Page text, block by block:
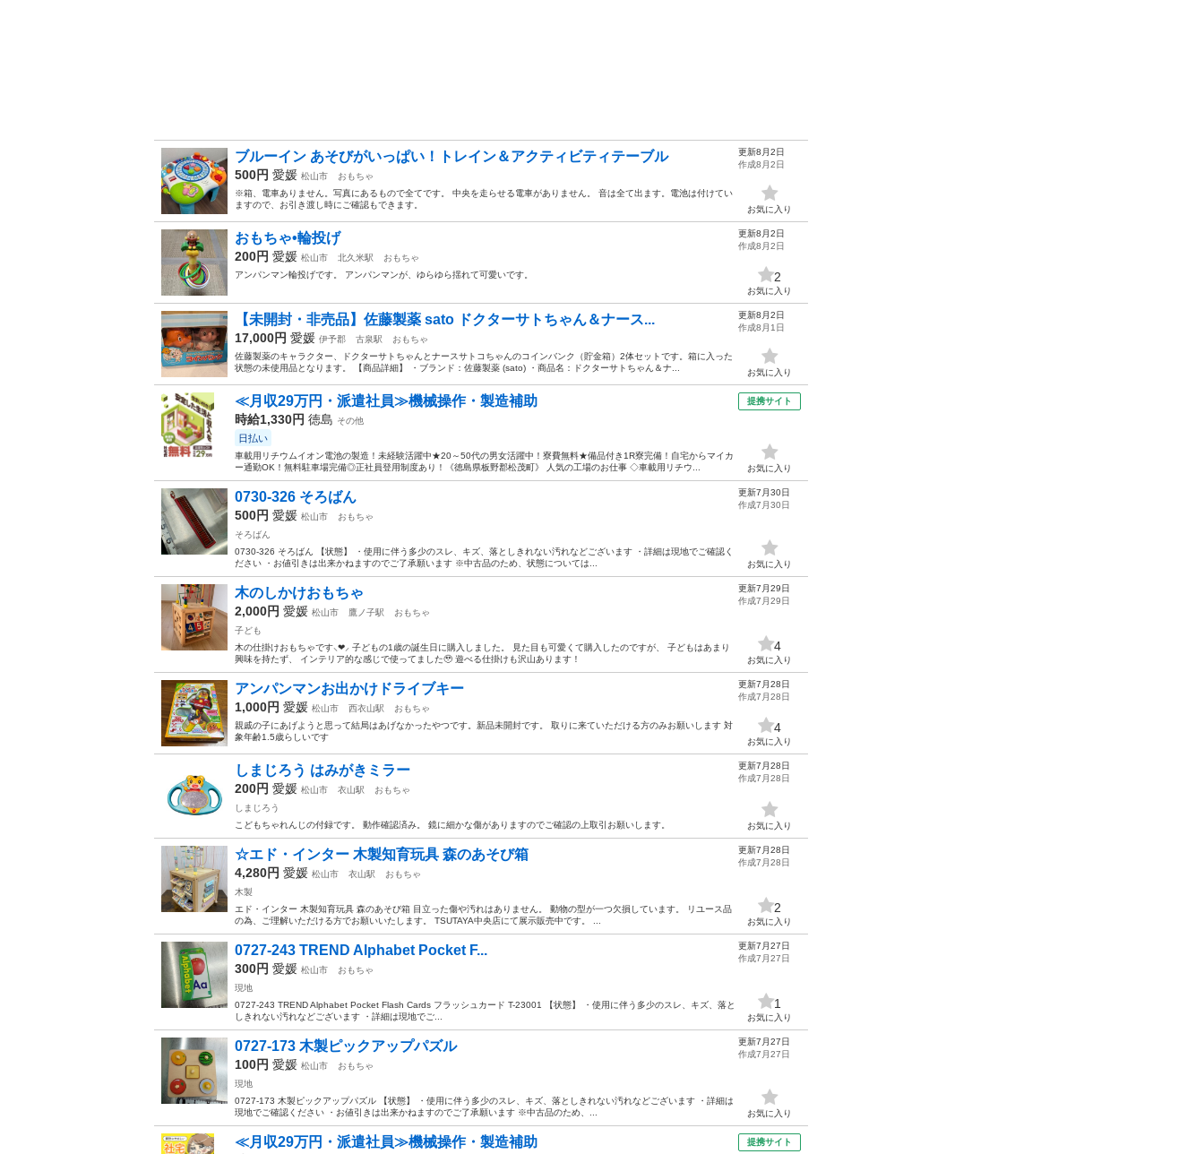
ブルーイン あそびがいっぱい！トレイン＆アクティビティテーブル
500円 愛媛 松山市
おもちゃ
※箱、電車ありません。写真にあるもので全てです。 中央を走らせる電車がありません。 音は全て出ます。電池は付けてい
ますので、お引き渡し時にご確認もできます。
更新8月2日
作成8月2日
お気に入り
おもちゃ•輪投げ
200円 愛媛 松山市 北久米駅
おもちゃ
アンパンマン輪投げです。 アンパンマンが、ゆらゆら揺れて可愛いです。
更新8月2日
作成8月2日
2
お気に入り
【未開封・非売品】佐藤製薬 sato ドクターサトちゃん＆ナース...
17,000円 愛媛 伊予郡 古泉駅
おもちゃ
佐藤製薬のキャラクター、ドクターサトちゃんとナースサトコちゃんのコインバンク（貯金箱）2体セットです。箱に入った
状態の未使用品となります。 【商品詳細】 ・ブランド：佐藤製薬 (sato) ・商品名：ドクターサトちゃん＆ナ...
更新8月2日
作成8月1日
お気に入り
≪月収29万円・派遣社員≫機械操作・製造補助
時給1,330円 徳島 その他
日払い
車載用リチウムイオン電池の製造！未経験活躍中★20～50代の男女活躍中！寮費無料★備品付き1R寮完備！自宅からマイカ
ー通勤OK！無料駐車場完備◎正社員登用制度あり！《徳島県板野郡松茂町》 人気の工場のお仕事 ◇車載用リチウ...
提携サイト
お気に入り
0730-326 そろばん
500円 愛媛 松山市
おもちゃ
そろばん
0730-326 そろばん 【状態】 ・使用に伴う多少のスレ、キズ、落としきれない汚れなどございます ・詳細は現地でご確認く
ださい ・お値引きは出来かねますのでご了承願います ※中古品のため、状態については...
更新7月30日
作成7月30日
お気に入り
木のしかけおもちゃ
2,000円 愛媛 松山市 鷹ノ子駅
おもちゃ
子ども
木の仕掛けおもちゃです⸜❤︎⸝‍ 子どもの1歳の誕生日に購入しました。 見た目も可愛くて購入したのですが、 子どもはあまり
興味を持たず、 インテリア的な感じで使ってました🥹 遊べる仕掛けも沢山あります！
更新7月29日
作成7月29日
4
お気に入り
アンパンマンお出かけドライブキー
1,000円 愛媛 松山市 西衣山駅
おもちゃ
親戚の子にあげようと思って結局はあげなかったやつです。新品未開封です。 取りに来ていただける方のみお願いします 対
象年齢1.5歳らしいです
更新7月28日
作成7月28日
4
お気に入り
しまじろう はみがきミラー
200円 愛媛 松山市 衣山駅
おもちゃ
しまじろう
こどもちゃれんじの付録です。 動作確認済み。 鏡に細かな傷がありますのでご確認の上取引お願いします。
更新7月28日
作成7月28日
お気に入り
☆エド・インター 木製知育玩具 森のあそび箱
4,280円 愛媛 松山市 衣山駅
おもちゃ
木製
エド・インター 木製知育玩具 森のあそび箱 目立った傷や汚れはありません。 動物の型が一つ欠損しています。 リユース品
の為、ご理解いただける方でお願いいたします。 TSUTAYA中央店にて展示販売中です。 ...
更新7月28日
作成7月28日
2
お気に入り
0727-243 TREND Alphabet Pocket F...
300円 愛媛 松山市
おもちゃ
現地
0727-243 TREND Alphabet Pocket Flash Cards フラッシュカード T-23001 【状態】 ・使用に伴う多少のスレ、キズ、落と
しきれない汚れなどございます ・詳細は現地でご...
更新7月27日
作成7月27日
1
お気に入り
0727-173 木製ピックアップパズル
100円 愛媛 松山市
おもちゃ
現地
0727-173 木製ピックアップパズル 【状態】 ・使用に伴う多少のスレ、キズ、落としきれない汚れなどございます ・詳細は
現地でご確認ください ・お値引きは出来かねますのでご了承願います ※中古品のため、...
更新7月27日
作成7月27日
お気に入り
≪月収29万円・派遣社員≫機械操作・製造補助 提携サイト